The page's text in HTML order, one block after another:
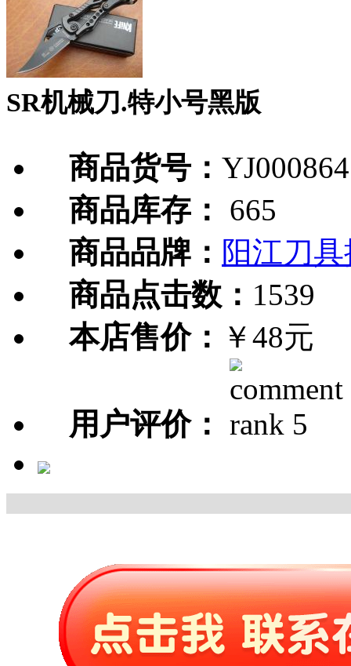
SR机械刀.特小号黑版
商品货号： YJ000864
商品库存：
665
商品品牌： 阳江刀
商品点击数： 1539
本店售价： ￥48元
用户评价：